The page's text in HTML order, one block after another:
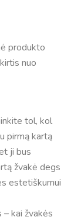
produkto
nuo
tol, kol
pirmą kartą
ji bus
žvakė degs
estetiškumui
– kai žvakės